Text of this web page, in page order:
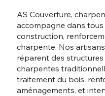
AS Couverture,
accompagne dans
construction,
charpente. Nos
réparent des
charpentes
traitement du bois,
aménagements, et